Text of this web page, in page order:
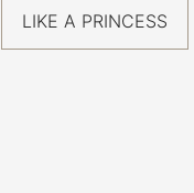
LIKE A PRINCESS